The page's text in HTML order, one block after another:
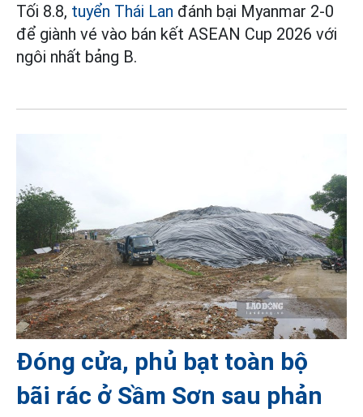
Tối 8.8, tuyển Thái Lan đánh bại Myanmar 2-0
để giành vé vào bán kết ASEAN Cup 2026 với
ngôi nhất bảng B.
Đóng cửa, phủ bạt toàn bộ
bãi rác ở Sầm Sơn sau phản